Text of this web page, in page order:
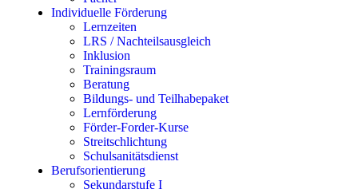
Individuelle Förderung
Lernzeiten
LRS / Nachteilsausgleich
Inklusion
Trainingsraum
Beratung
Bildungs- und Teilhabepaket
Lernförderung
Förder-Forder-Kurse
Streitschlichtung
Schulsanitätsdienst
Berufsorientierung
Sekundarstufe I